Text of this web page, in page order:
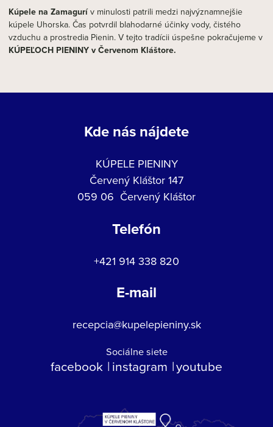
Kúpele na Zamagurív minulosti patrili medzi najvýznamnejšie
kúpele Uhorska. Čas potvrdil blahodarné účinky vody, čistého
vzduchu a prostredia Pienin. V tejto tradícii úspešne pokračujeme v
KÚPEĽOCH PIENINY v Červenom Kláštore.
Kde nás nájdete
KÚPELE PIENINY
Červený Kláštor 147
059 06 Červený Kláštor
Telefón
+421 914 338 820
E-mail
recepcia@kupelepieniny.sk
Sociálne siete
facebook instagram youtube